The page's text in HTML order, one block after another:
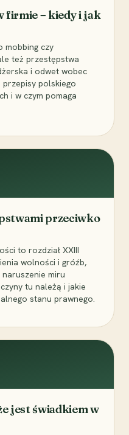
firmie – kiedy i jak
mobbing czy
też przestępstwa
i odwet wobec
przepisy polskiego
i w czym pomaga
przeciwko
to rozdział XXIII
wolności i gróźb,
miru
tu należą i jakie
stanu prawnego.
jest świadkiem w